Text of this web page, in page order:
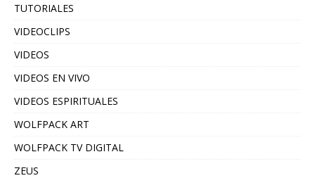
TUTORIALES
VIDEOCLIPS
VIDEOS
VIDEOS EN VIVO
VIDEOS ESPIRITUALES
WOLFPACK ART
WOLFPACK TV DIGITAL
ZEUS